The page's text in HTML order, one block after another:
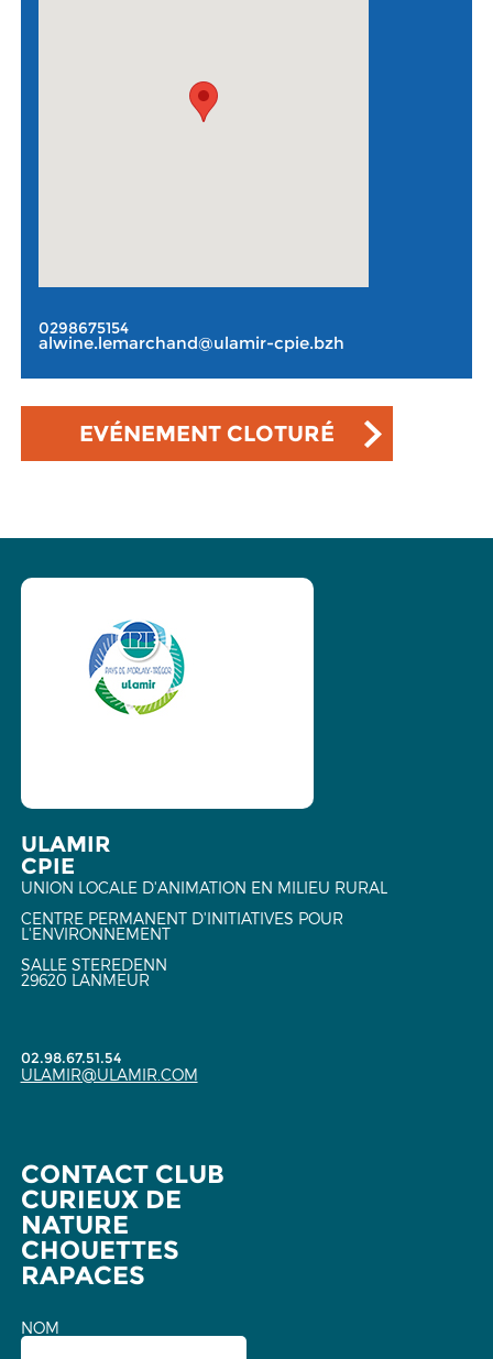
0298675154
alwine.lemarchand@ulamir-cpie.bzh
EVÉNEMENT CLOTURÉ
ULAMIR
CPIE
UNION LOCALE D'ANIMATION EN MILIEU RURAL
CENTRE PERMANENT D'INITIATIVES POUR
L'ENVIRONNEMENT
SALLE STEREDENN
29620 LANMEUR
02.98.67.51.54
ULAMIR@ULAMIR.COM
CONTACT CLUB
CURIEUX DE
NATURE
CHOUETTES
RAPACES
NOM